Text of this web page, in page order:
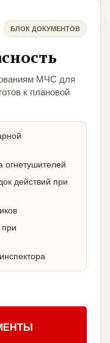
БЛОК ДОКУМЕНТОВ
МЧС для
к плановой
огнетушителей
действий при
при